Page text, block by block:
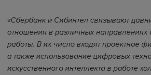
«Сбербанк и Сибинтел связывают
отношения в различных направлениях
работы. В их число входят проектное
а также использование цифровых
искусственного интеллекта в работе